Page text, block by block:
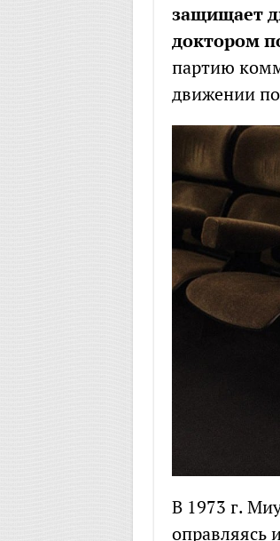
защищает
доктором
партию
движении
В 1973 г.
оправляясь